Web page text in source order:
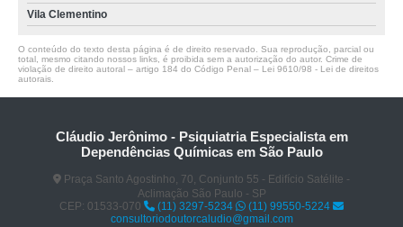
Vila Clementino
O conteúdo do texto desta página é de direito reservado. Sua reprodução, parcial ou
total, mesmo citando nossos links, é proibida sem a autorização do autor. Crime de
violação de direito autoral – artigo 184 do Código Penal – Lei 9610/98 - Lei de direitos
autorais
Cláudio Jerônimo - Psiquiatria Especialista em
Dependências Químicas em São Paulo
Praça Santo Agostinho, 70, Conjunto 55 - Edifício Satélite -
Aclimação São Paulo - SP
CEP: 01533-070
(11) 3297-5234
(11) 99550-5224
consultoriodoutorcaludio@gmail.com